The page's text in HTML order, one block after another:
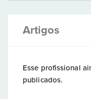
Artigos
Esse profissional
publicados.